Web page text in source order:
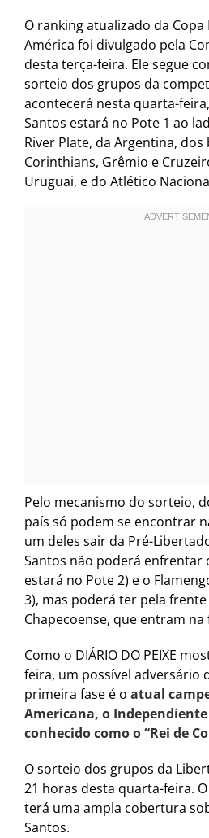
O ranking atualizado da
América foi divulgado pela
desta terça-feira. Ele segue
sorteio dos grupos da
acontecerá nesta quarta-
Santos estará no Pote 1 ao
River Plate, da Argentina,
Corinthians, Grêmio e
Uruguai, e do Atlético
Pelo mecanismo do sorteio,
país só podem se encontrar
um deles sair da Pré-
Santos não poderá enfrentar
estará no Pote 2) e o
3), mas poderá ter pela frente
Chapecoense, que entram na
Como o DIÁRIO DO PEIXE
feira, um possível adversário
primeira fase é o atual
Americana, o
conhecido como o “Rei de
O sorteio dos grupos da
21 horas desta quarta-feira. O
terá uma ampla cobertura
Santos.